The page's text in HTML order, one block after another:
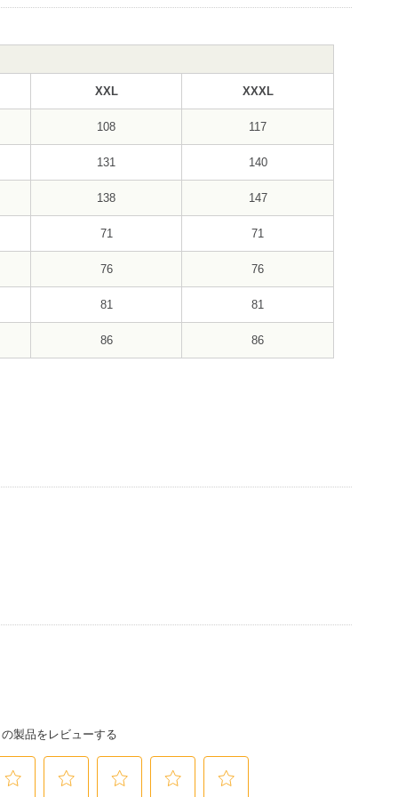
XXL XXXL
108 117
131 140
138 147
71 71
76 76
81 81
86 86